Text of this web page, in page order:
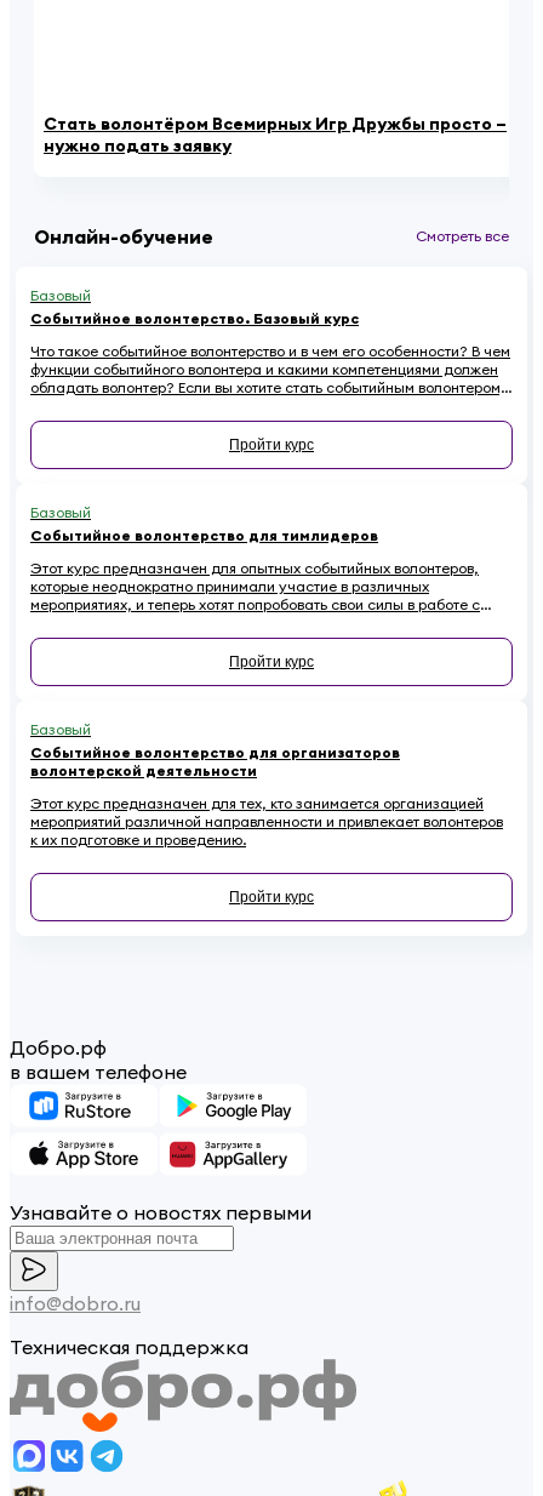
Стать волонтёром Всемирных Игр Дружбы просто –
нужно подать заявку
Онлайн-обучение Смотреть все
Базовый
Событийное волонтерство. Базовый курс
Что такое событийное волонтерство и в чем его особенности? В чем
функции событийного волонтера и какими компетенциями должен
обладать волонтер? Если вы хотите стать событийным волонтером,
Пройти курс
Базовый
Событийное волонтерство для тимлидеров
Этот курс предназначен для опытных событийных волонтеров,
которые неоднократно принимали участие в различных
мероприятиях, и теперь хотят попробовать свои силы в работе с
Пройти курс
Базовый
Событийное волонтерство для организаторов
волонтерской деятельности
Этот курс предназначен для тех, кто занимается организацией
мероприятий различной направленности и привлекает волонтеров
к их подготовке и проведению.
Пройти курс
Добро.рф
в вашем телефоне
Узнавайте о новостях первыми
info@dobro.ru
Техническая поддержка